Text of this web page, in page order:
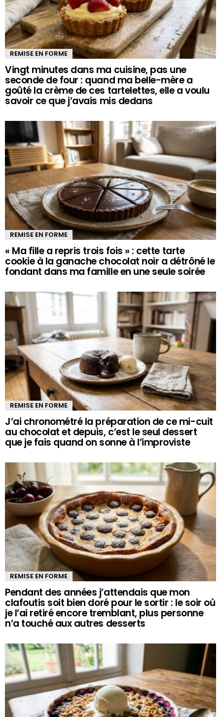
REMISE EN FORME
Vingt minutes dans ma cuisine, pas une
seconde de four : quand ma belle-mère a
goûté la crème de ces tartelettes, elle a voulu
savoir ce que j’avais mis dedans
REMISE EN FORME
« Ma fille a repris trois fois » : cette tarte
cookie à la ganache chocolat noir a détrôné le
fondant dans ma famille en une seule soirée
REMISE EN FORME
J’ai chronométré la préparation de ce mi-cuit
au chocolat et depuis, c’est le seul dessert
que je fais quand on sonne à l’improviste
REMISE EN FORME
Pendant des années j’attendais que mon
clafoutis soit bien doré pour le sortir : le soir où
je l’ai retiré encore tremblant, plus personne
n’a touché aux autres desserts